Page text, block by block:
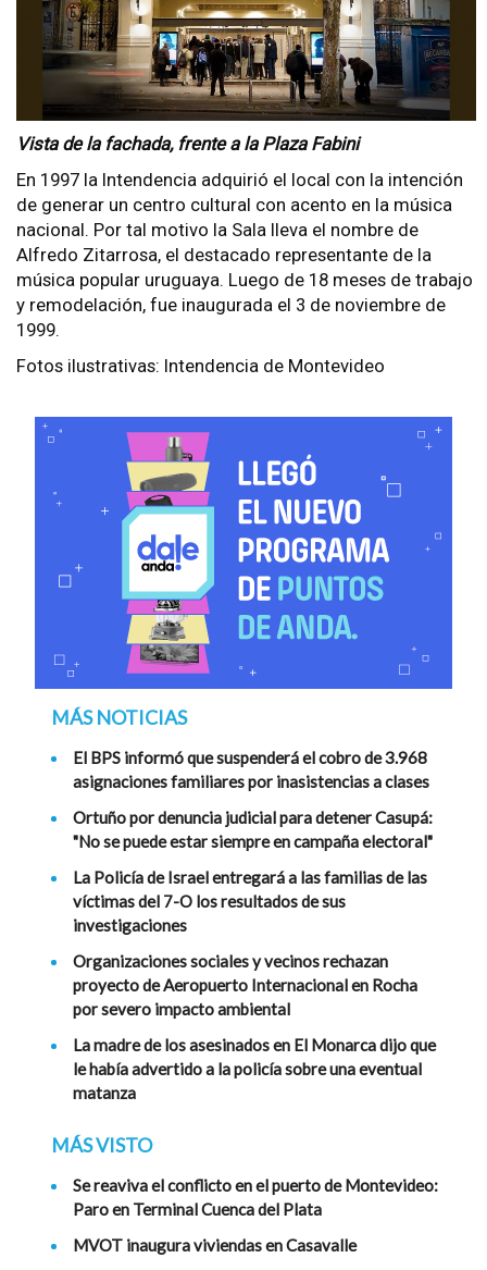
Vista de la fachada, frente a la Plaza Fabini
En 1997 la Intendencia adquirió el local con la intención
de generar un centro cultural con acento en la música
nacional. Por tal motivo la Sala lleva el nombre de
Alfredo Zitarrosa, el destacado representante de la
música popular uruguaya. Luego de 18 meses de trabajo
y remodelación, fue inaugurada el 3 de noviembre de
1999.
Fotos ilustrativas: Intendencia de Montevideo
MÁS NOTICIAS
El BPS informó que suspenderá el cobro de 3.968
asignaciones familiares por inasistencias a clases
Ortuño por denuncia judicial para detener Casupá:
"No se puede estar siempre en campaña electoral"
La Policía de Israel entregará a las familias de las
víctimas del 7-O los resultados de sus
investigaciones
Organizaciones sociales y vecinos rechazan
proyecto de Aeropuerto Internacional en Rocha
por severo impacto ambiental
La madre de los asesinados en El Monarca dijo que
le había advertido a la policía sobre una eventual
matanza
MÁS VISTO
Se reaviva el conflicto en el puerto de Montevideo:
Paro en Terminal Cuenca del Plata
MVOT inaugura viviendas en Casavalle